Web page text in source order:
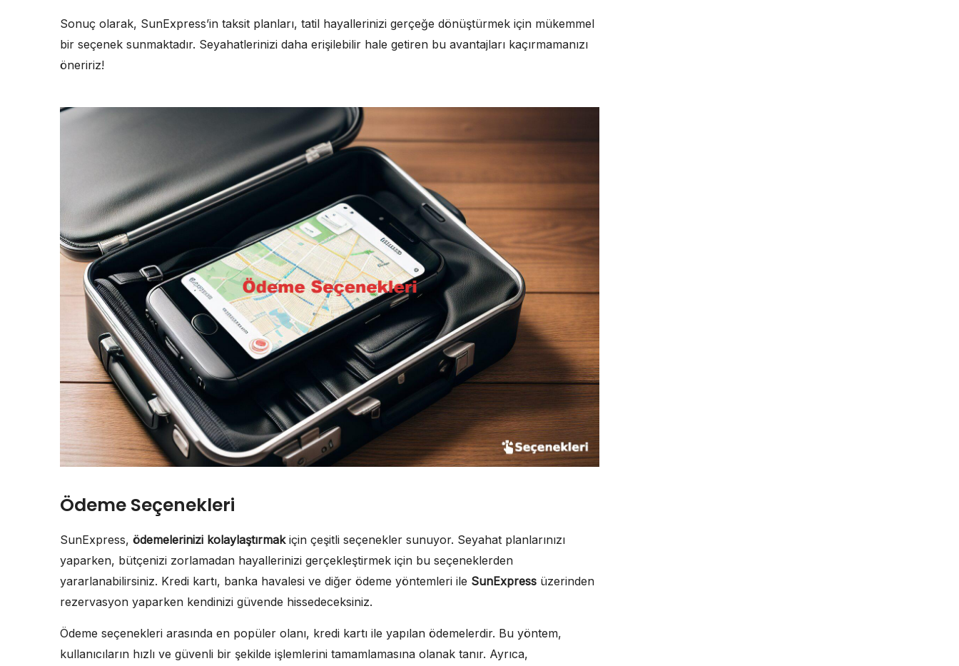
Sonuç olarak, SunExpress’in taksit planları, tatil hayallerinizi gerçeğe dönüştürmek için mükemmel
bir seçenek sunmaktadır. Seyahatlerinizi daha erişilebilir hale getiren bu avantajları kaçırmamanızı
öneririz!
Ödeme Seçenekleri
SunExpress, ödemelerinizi kolaylaştırmakiçin çeşitli seçenekler sunuyor. Seyahat planlarınızı
yaparken, bütçenizi zorlamadan hayallerinizi gerçekleştirmek için bu seçeneklerden
yararlanabilirsiniz. Kredi kartı, banka havalesi ve diğer ödeme yöntemleri ile SunExpress üzerinden
rezervasyon yaparken kendinizi güvende hissedeceksiniz.
Ödeme seçenekleri arasında en popüler olanı, kredi kartı ile yapılan ödemelerdir. Bu yöntem,
kullanıcıların hızlı ve güvenli bir şekilde işlemlerini tamamlamasına olanak tanır. Ayrıca,